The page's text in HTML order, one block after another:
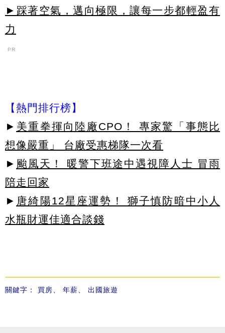
►踩著空氣，邁向極限，讓每一步都輕盈有
力
PR
【熱門排行榜】
► 美重拳揮向陸廠CPO！ 專家驚「事態比
想像嚴重」 台廠受惠梯隊一次看
► 颱風天！ 暖警下班途中遇視障人士 冒雨
陪走回家
► 唐綺陽12星座運勢！ 獅子慎防暗中小人
水瓶財運佳適合談錢
關鍵字： 買房 年薪 出國旅遊